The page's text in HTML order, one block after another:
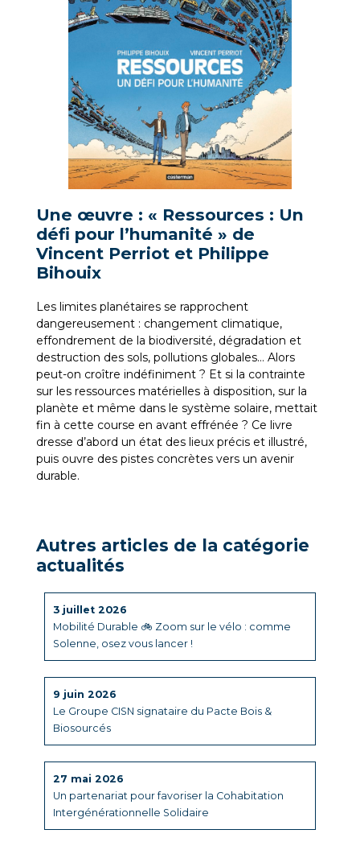
Une œuvre : « Ressources : Un
défi pour l’humanité » de
Vincent Perriot et Philippe
Bihouix
Les limites planétaires se rapprochent
dangereusement : changement climatique,
effondrement de la biodiversité, dégradation et
destruction des sols, pollutions globales… Alors
peut-on croître indéfiniment ? Et si la contrainte
sur les ressources matérielles à disposition, sur la
planète et même dans le système solaire, mettait
fin à cette course en avant effrénée ? Ce livre
dresse d’abord un état des lieux précis et illustré,
puis ouvre des pistes concrètes vers un avenir
durable.
Autres articles de la catégorie
actualités
3 juillet 2026
Mobilité Durable 🚲 Zoom sur le vélo : comme
Solenne, osez vous lancer !
9 juin 2026
Le Groupe CISN signataire du Pacte Bois &
Biosourcés
27 mai 2026
Un partenariat pour favoriser la Cohabitation
Intergénérationnelle Solidaire